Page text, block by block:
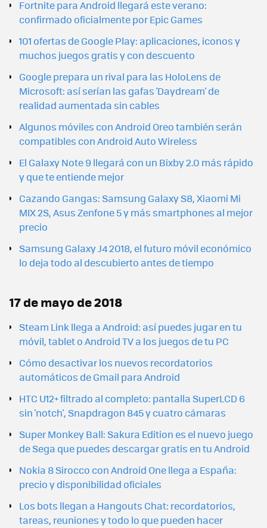
Fortnite para Android llegará este verano:
confirmado oficialmente por Epic Games
101 ofertas de Google Play: aplicaciones, iconos y
muchos juegos gratis y con descuento
Google prepara un rival para las HoloLens de
Microsoft: así serían las gafas 'Daydream' de
realidad aumentada sin cables
Algunos móviles con Android Oreo también serán
compatibles con Android Auto Wireless
El Galaxy Note 9 llegará con un Bixby 2.0 más rápido
y que te entiende mejor
Cazando Gangas: Samsung Galaxy S8, Xiaomi Mi
MIX 2S, Asus Zenfone 5 y más smartphones al mejor
precio
Samsung Galaxy J4 2018, el futuro móvil económico
lo deja todo al descubierto antes de tiempo
17 de mayo de 2018
Steam Link llega a Android: así puedes jugar en tu
móvil, tablet o Android TV a los juegos de tu PC
Cómo desactivar los nuevos recordatorios
automáticos de Gmail para Android
HTC U12+ filtrado al completo: pantalla SuperLCD 6
sin 'notch', Snapdragon 845 y cuatro cámaras
Super Monkey Ball: Sakura Edition es el nuevo juego
de Sega que puedes descargar gratis en tu Android
Nokia 8 Sirocco con Android One llega a España:
precio y disponibilidad oficiales
Los bots llegan a Hangouts Chat: recordatorios,
tareas, reuniones y todo lo que pueden hacer